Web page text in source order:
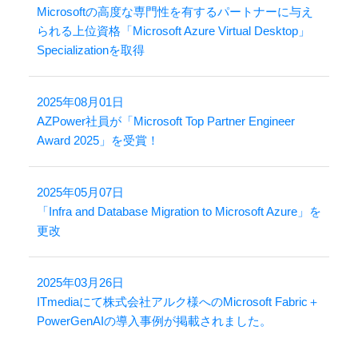
Microsoftの高度な専門性を有するパートナーに与え
られる上位資格「Microsoft Azure Virtual Desktop」
Specializationを取得
2025年08月01日
AZPower社員が「Microsoft Top Partner Engineer
Award 2025」を受賞！
2025年05月07日
「Infra and Database Migration to Microsoft Azure」を
更改
2025年03月26日
ITmediaにて株式会社アルク様へのMicrosoft Fabric＋
PowerGenAIの導入事例が掲載されました。